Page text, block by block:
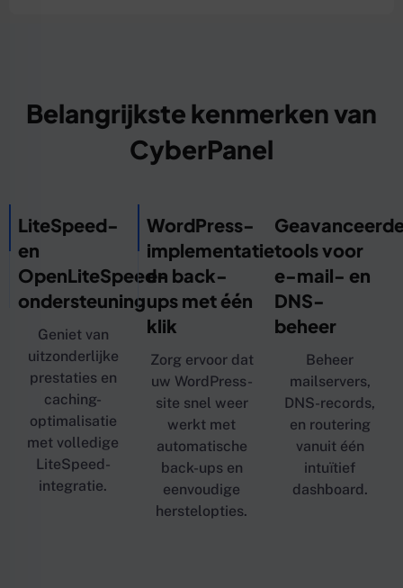
Belangrijkste kenmerken van
CyberPanel
LiteSpeed-
en
OpenLiteSpeed-
ondersteuning
Geniet van
uitzonderlijke
prestaties en
caching-
optimalisatie
met volledige
LiteSpeed-
integratie.
WordPress-
implementatie
en back-
ups met één
klik
Zorg ervoor dat
uw WordPress-
site snel weer
werkt met
automatische
back-ups en
eenvoudige
herstelopties.
tools voor
e-mail- en
DNS-
beheer
Beheer
mailservers,
DNS-records,
en routering
vanuit één
intuïtief
dashboard.